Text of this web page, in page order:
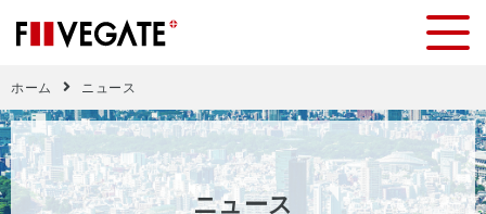
ホーム ニュース
ニュース